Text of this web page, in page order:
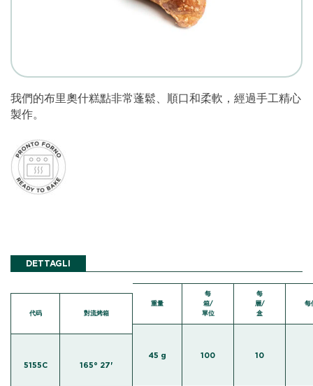
我們的布里奧什糕點非常蓬鬆、順口和柔軟，經過手工精心
製作。
DETTAGLI
代码 對流烤箱
5155C 165° 27'
重量
每
箱/
單位
每
層/
盒
每
45 g 100 10